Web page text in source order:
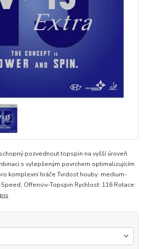
pozvednout topspin na vyšší úroveň.
s vylepšeným povrchem optimalizujícím
komplexní hráče Tvrdost houby: medium-
Offensiv-Topspin Rychlost: 116 Rotace: